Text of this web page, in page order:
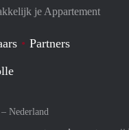
je Appartement
Partners
Nederland